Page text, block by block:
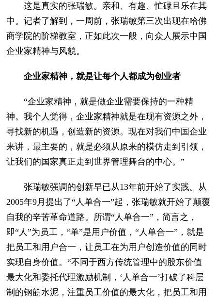
这是真实的张瑞敏。亲和、有趣、忙碌且乐在其
中。记者了解到，一周前，张瑞敏第三次出现在哈佛
商学院的阶梯教室，正如此次一般，向众人展示中国
企业家精神与风貌。
企业家精神，就是让每个人都成为创业者
“企业家精神，就是做企业需要保持的一种精
神。我个人觉得，企业家精神就是在现有资源之外，
寻找新的机遇，创造新的资源。现在对我们中国企业
来讲，最主要的，就是必须从原来的模仿走到引领，
让我们的国家真正走到世界管理舞台的中心。”
张瑞敏强调的创新早已从13年前开始了实践。从
2005年9月提出了“人单合一”起，张瑞敏就开始了颠覆
自我的辛苦革命道路。所谓“人单合一”，简言之，
即“人”为员工，“单”是用户价值，“人单合一”，就是
把员工和用户合一，让员工在为用户创造价值的同时
实现自身价值。“不同于西方传统管理中的股东价值
最大化和委托代理激励机制，‘人单合一’打破了科层
制的钢筋水泥，注重员工价值的最大化，把员工和用